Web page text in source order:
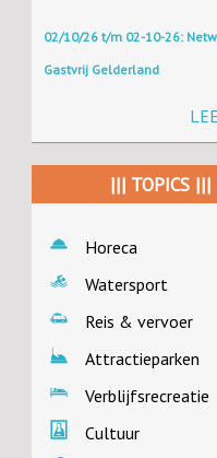
02/10/26 t/m 02-10-26:
Gastvrij Gelderland
||| TOPICS |||
Horeca
Watersport
Reis & vervoer
Attractieparken
Verblijfsrecreatie
Cultuur